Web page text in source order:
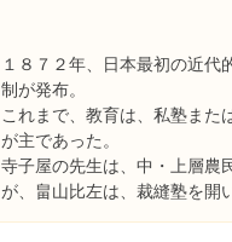
１８７２年、日本最初の近
制が発布。
これまで、教育は、私塾また
が主であった。
寺子屋の先生は、中・上層農
が、畠山比左は、裁縫塾を開